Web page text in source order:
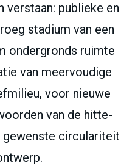
verstaan: publieke en
stadium van een
ondergronds ruimte
van meervoudige
voor nieuwe
van de hitte-
gewenste circulariteit